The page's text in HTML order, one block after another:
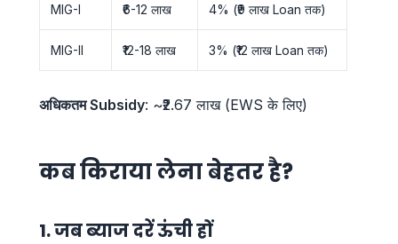
MIG-I ₹6-12 लाख 4% (₹9 लाख Loan तक)
MIG-II ₹12-18 लाख 3% (₹12 लाख Loan तक)
अधिकतम Subsidy: ~₹2.67 लाख (EWS के लिए)
कब किराया लेना बेहतर है?
1. जब ब्याज दरें ऊंची हों